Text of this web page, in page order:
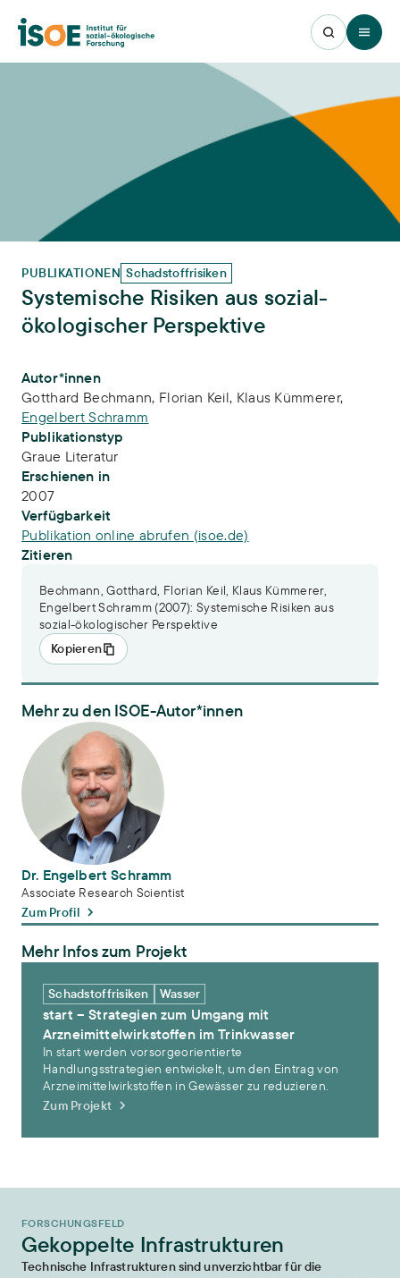
Open
PUBLIKATIONEN Schadstoffrisiken
Systemische Risiken aus sozial-
ökologischer Perspektive
Publikations-Infos
Autor*innen
Gotthard Bechmann, Florian Keil, Klaus Kümmerer,
Engelbert Schramm
Publikationstyp
Graue Literatur
Erschienen in
2007
Verfügbarkeit
Publikation online abrufen (isoe.de)
Zitieren
Bechmann, Gotthard, Florian Keil, Klaus Kümmerer,
Engelbert Schramm (2007): Systemische Risiken aus
sozial-ökologischer Perspektive
Kopieren
Mehr zu den ISOE-Autor*innen
Dr. Engelbert Schramm
Dr. Engelbert Schramm
Associate Research Scientist
Zum Profil
Mehr Infos zum Projekt
Schadstoffrisiken
Wasser
start – Strategien zum Umgang mit
Arzneimittelwirkstoffen im Trinkwasser
In start werden vorsorgeorientierte
Handlungsstrategien entwickelt, um den Eintrag von
Arzneimittelwirkstoffen in Gewässer zu reduzieren.
Zum Projekt
FORSCHUNGSFELD
Gekoppelte Infrastrukturen
Technische Infrastrukturen sind unverzichtbar für die